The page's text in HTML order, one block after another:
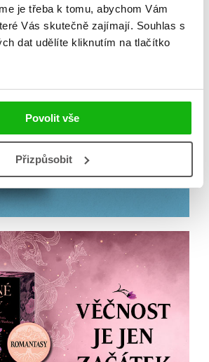
je třeba k tomu, abychom Vám
Vás skutečně zajímají. Souhlas s
dat udělíte kliknutím na tlačítko
Povolit vše
Přizpůsobit